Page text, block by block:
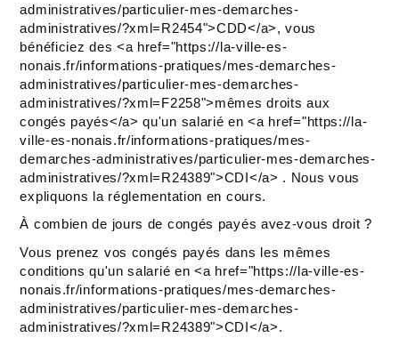
administratives/particulier-mes-demarches-
administratives/?xml=R2454">CDD</a>, vous
bénéficiez des <a href="https://la-ville-es-
nonais.fr/informations-pratiques/mes-demarches-
administratives/particulier-mes-demarches-
administratives/?xml=F2258">mêmes droits aux
congés payés</a> qu'un salarié en <a href="https://la-
ville-es-nonais.fr/informations-pratiques/mes-
demarches-administratives/particulier-mes-demarches-
administratives/?xml=R24389">CDI</a> . Nous vous
expliquons la réglementation en cours.
À combien de jours de congés payés avez-vous droit ?
Vous prenez vos congés payés dans les mêmes
conditions qu'un salarié en <a href="https://la-ville-es-
nonais.fr/informations-pratiques/mes-demarches-
administratives/particulier-mes-demarches-
administratives/?xml=R24389">CDI</a>.